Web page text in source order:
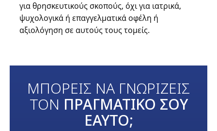
για θρησκευτικούς σκοπούς, όχι για ιατρικά,
ψυχολογικά ή επαγγελματικά οφέλη ή
αξιολόγηση σε αυτούς τους τομείς.
ΜΠΟΡΕΙΣ ΝΑ ΓΝΩΡΙΖΕΙΣ
ΤΟΝ ΠΡΑΓΜΑΤΙΚΟ ΣΟΥ
ΕΑΥΤΟ;